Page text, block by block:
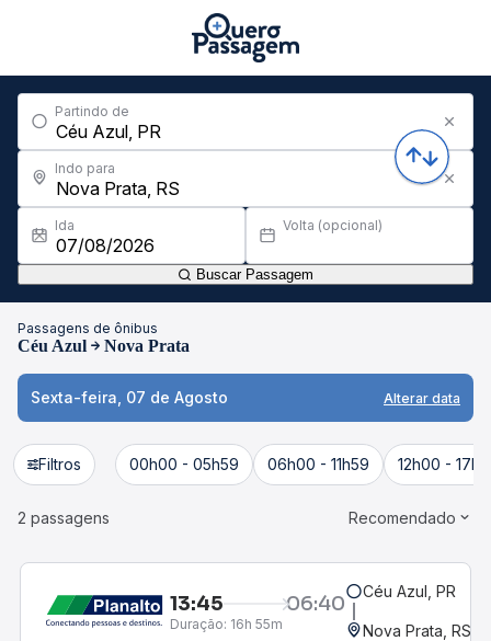
Partindo de
Indo para
Ida Volta (opcional)
Buscar Passagem
Passagens de ônibus
Céu Azul Nova Prata
Sexta-feira, 07 de Agosto Alterar data
Filtros 00h00 - 05h59 06h00 - 11h59 12h00 -
2 passagens Recomendado
13:45 06:40
Duração: 16h 55m
Céu Azul, PR
Nova Prata, RS